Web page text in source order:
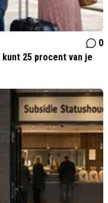
0
25 procent van je